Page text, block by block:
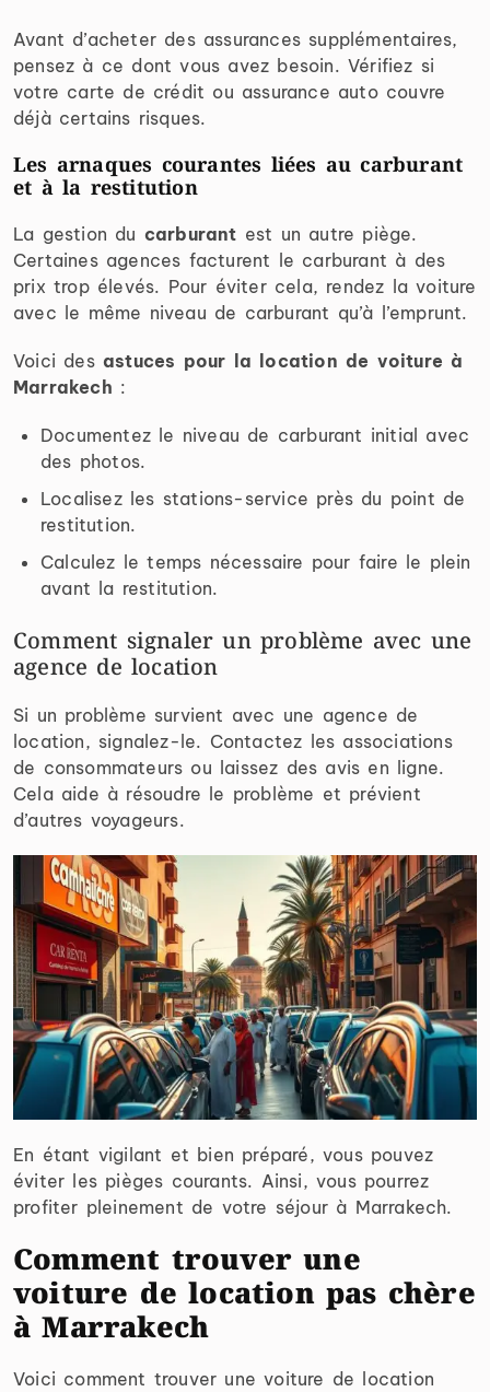
Avant d’acheter des assurances supplémentaires,
pensez à ce dont vous avez besoin. Vérifiez si
votre carte de crédit ou assurance auto couvre
déjà certains risques.
Les arnaques courantes liées au carburant
et à la restitution
La gestion du carburant est un autre piège.
Certaines agences facturent le carburant à des
prix trop élevés. Pour éviter cela, rendez la voiture
avec le même niveau de carburant qu’à l’emprunt.
Voici des astuces pour la location de voiture à
Marrakech :
Documentez le niveau de carburant initial avec
des photos.
Localisez les stations-service près du point de
restitution.
Calculez le temps nécessaire pour faire le plein
avant la restitution.
Comment signaler un problème avec une
agence de location
Si un problème survient avec une agence de
location, signalez-le. Contactez les associations
de consommateurs ou laissez des avis en ligne.
Cela aide à résoudre le problème et prévient
d’autres voyageurs.
En étant vigilant et bien préparé, vous pouvez
éviter les pièges courants. Ainsi, vous pourrez
profiter pleinement de votre séjour à Marrakech.
Comment trouver une
voiture de location pas chère
à Marrakech
Voici comment trouver une voiture de location